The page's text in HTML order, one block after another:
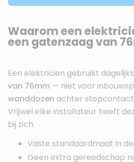
Waarom een
een gatenzaag van
Een elektricien gebruikt
van 76mm — niet voor
wanddozen achter
Vrijwel elke installateur heeft
bij zich.
Vaste standaardmaat in
Geen extra gereedschap